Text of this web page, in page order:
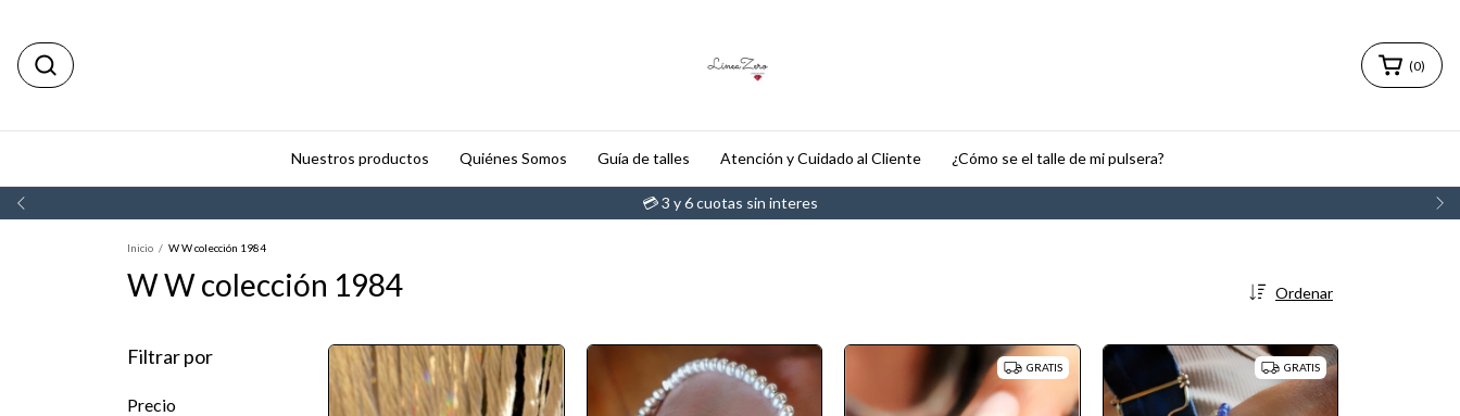
💳 3 y 6 cuotas sin interes
(0)
Nuestros productos Quiénes Somos Guía de talles Atención y Cuidado al Cliente ¿Cómo se el talle de mi pulsera?
Inicio / W W colección 1984
W W colección 1984 Ordenar
Filtrar por
Precio
GRATIS GRATIS